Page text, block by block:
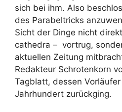
sich bei ihm. Also
des Parabeltricks
Sicht der Dinge nicht
cathedra – vortrug,
aktuellen Zeitung
Redakteur Schrotenkorn
Tagblatt, dessen
Jahrhundert zurückging.